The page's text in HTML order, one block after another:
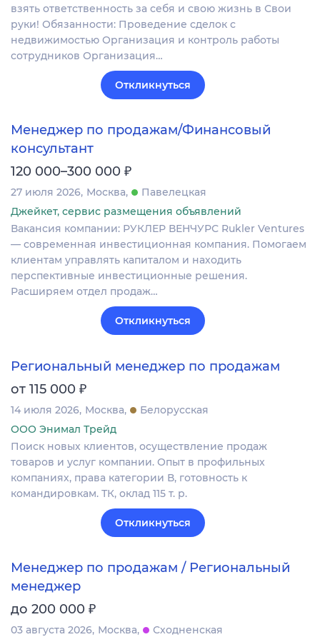
взять ответственность за себя и свою жизнь в Свои
руки! Обязанности: Проведение сделок с
недвижимостью Организация и контроль работы
сотрудников Организация…
Откликнуться
Менеджер по продажам/Финансовый
консультант
120 000–300 000 ₽
27 июля 2026 Москва
Павелецкая
Джейкет, сервис размещения объявлений
Вакансия компании: РУКЛЕР ВЕНЧУРС Rukler Ventures
— современная инвестиционная компания. Помогаем
клиентам управлять капиталом и находить
перспективные инвестиционные решения.
Расширяем отдел продаж…
Откликнуться
Региональный менеджер по продажам
от 115 000 ₽
14 июля 2026 Москва
Белорусская
ООО Энимал Трейд
Поиск новых клиентов, осуществление продаж
товаров и услуг компании. Опыт в профильных
компаниях, права категории В, готовность к
командировкам. ТК, оклад 115 т. р.
Откликнуться
Менеджер по продажам / Региональный
менеджер
до 200 000 ₽
03 августа 2026 Москва
Сходненская